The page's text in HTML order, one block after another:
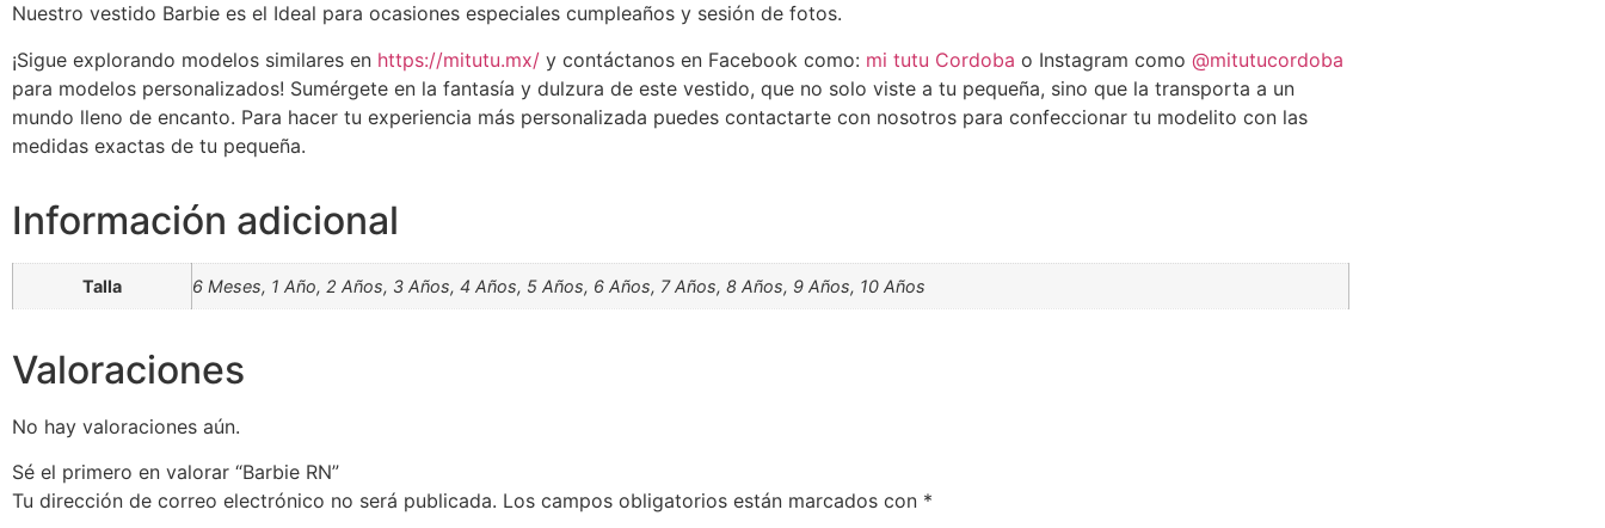
Nuestro vestido Barbie es el Ideal para ocasiones especiales cumpleaños y sesión de fotos.
¡Sigue explorando modelos similares en https://mitutu.mx/ y contáctanos en Facebook como: mi tutu Cordoba o Instagram como @mitutucordoba
para modelos personalizados! Sumérgete en la fantasía y dulzura de este vestido, que no solo viste a tu pequeña, sino que la transporta a un
mundo lleno de encanto. Para hacer tu experiencia más personalizada puedes contactarte con nosotros para confeccionar tu modelito con las
medidas exactas de tu pequeña.
Información adicional
Talla 6 Meses, 1 Año, 2 Años, 3 Años, 4 Años, 5 Años, 6 Años, 7 Años, 8 Años, 9 Años, 10 Años
Valoraciones
No hay valoraciones aún.
Sé el primero en valorar “Barbie RN”
Tu dirección de correo electrónico no será publicada. Los campos obligatorios están marcados con *